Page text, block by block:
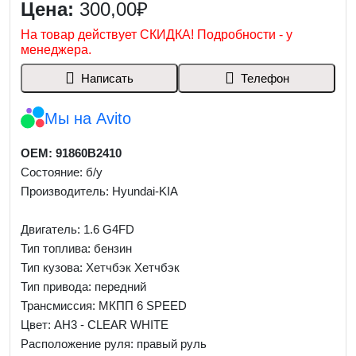
Цена: 300,00₽
На товар действует СКИДКА! Подробности - у
менеджера.
Написать Телефон
Мы на Avito
OEM: 91860B2410
Состояние: б/у
Производитель: Hyundai-KIA
Двигатель: 1.6 G4FD
Тип топлива: бензин
Тип кузова: Хетчбэк Хетчбэк
Тип привода: передний
Трансмиссия: МКПП 6 SPEED
Цвет: AH3 - CLEAR WHITE
Расположение руля: правый руль